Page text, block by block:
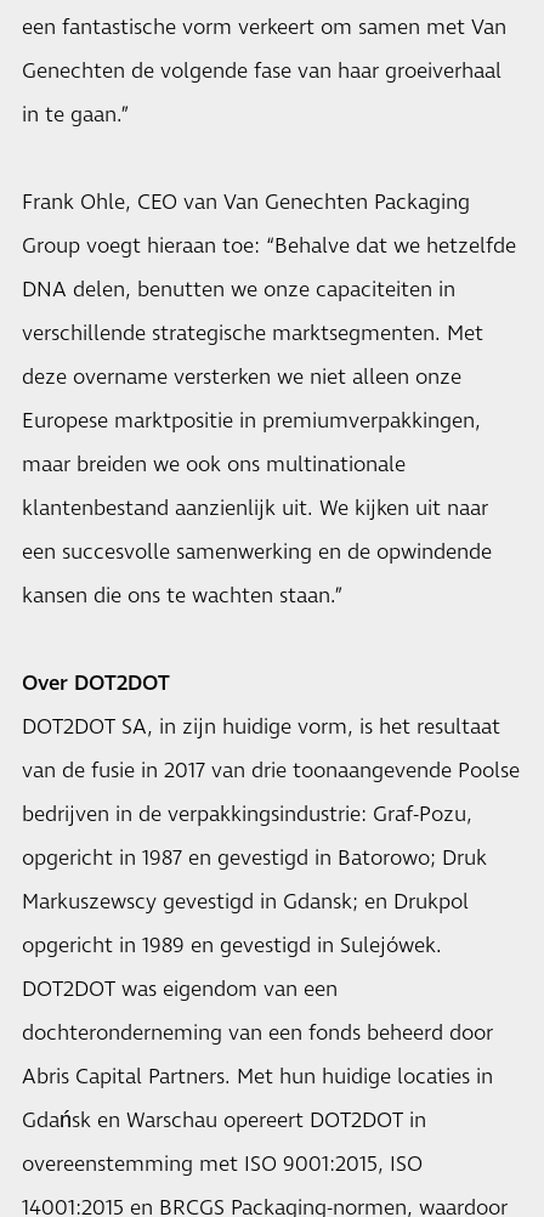
een fantastische vorm verkeert om samen met Van
Genechten de volgende fase van haar groeiverhaal
in te gaan.”
Frank Ohle, CEO van Van Genechten Packaging
Group voegt hieraan toe: “Behalve dat we hetzelfde
DNA delen, benutten we onze capaciteiten in
verschillende strategische marktsegmenten. Met
deze overname versterken we niet alleen onze
Europese marktpositie in premiumverpakkingen,
maar breiden we ook ons multinationale
klantenbestand aanzienlijk uit. We kijken uit naar
een succesvolle samenwerking en de opwindende
kansen die ons te wachten staan.”
Over DOT2DOT
DOT2DOT SA, in zijn huidige vorm, is het resultaat
van de fusie in 2017 van drie toonaangevende Poolse
bedrijven in de verpakkingsindustrie: Graf-Pozu,
opgericht in 1987 en gevestigd in Batorowo; Druk
Markuszewscy gevestigd in Gdansk; en Drukpol
opgericht in 1989 en gevestigd in Sulejówek.
DOT2DOT was eigendom van een
dochteronderneming van een fonds beheerd door
Abris Capital Partners. Met hun huidige locaties in
Gdańsk en Warschau opereert DOT2DOT in
overeenstemming met ISO 9001:2015, ISO
14001:2015 en BRCGS Packaging-normen, waardoor